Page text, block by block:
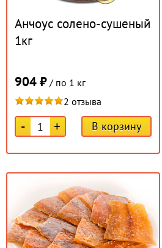
Анчоус солено-сушеный
1кг
904 ₽/ по 1 кг
2 отзыва
- + В корзину